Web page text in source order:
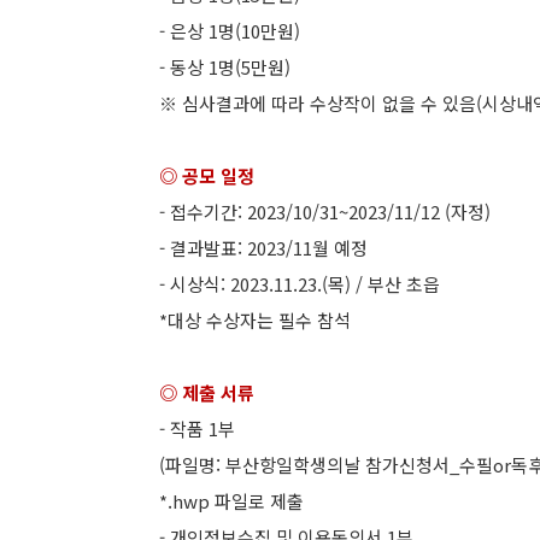
- 은상 1명(10만원)
- 동상 1명(5만원)
※ 심사결과에 따라 수상작이 없을 수 있음(시상내
◎ 공모 일정
- 접수기간: 2023/10/31~2023/11/12 (자정)
- 결과발표: 2023/11월 예정
- 시상식: 2023.11.23.(목) / 부산 초읍
*대상 수상자는 필수 참석
◎ 제출 서류
- 작품 1부
(파일명: 부산항일학생의날 참가신청서_수필or독
*.hwp 파일로 제출